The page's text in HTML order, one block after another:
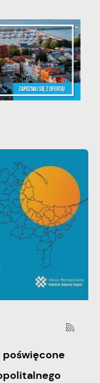
zwięrząt
i kotów